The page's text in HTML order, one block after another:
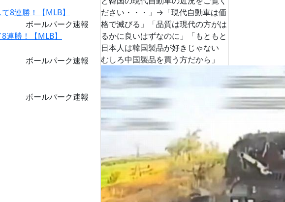
ボールパーク速報
勝！【MLB】
ボールパーク速報
ボールパーク速報
ださい・・・」→「現代自動車は価
格で滅びる」「品質は現代の方がは
るかに良いはずなのに」「もともと
日本人は韓国製品が好きじゃない
むしろ中国製品を買う方だから」